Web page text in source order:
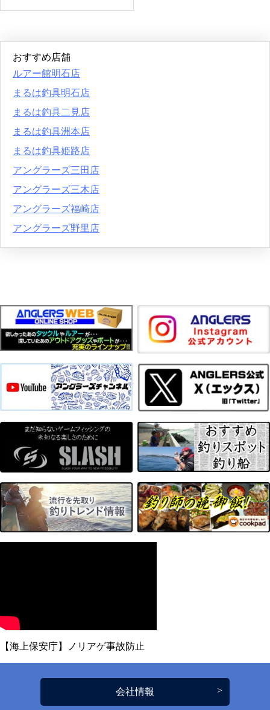
おすすめ店舗
ルアー館明石店
まるは釣具明石店
まるは釣具二見店
まるは釣具洲本店
まるは釣具姫路店
アングラーズ三田店
アングラーズ三木店
アングラーズ福崎店
アングラーズ野里店
【海上保安庁】ノリアゲ事故防止
会社情報